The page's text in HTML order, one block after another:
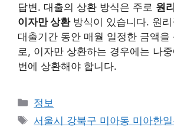
답변. 대출의 상환 방식은 주로 원
이자만 상환방식이 있습니다. 원
대출기간 동안 매월 일정한 금액을
로, 이자만 상환하는 경우에는 나
번에 상환해야 합니다.
Categories
정보
Tags
서울시 강북구 미아동 미아한